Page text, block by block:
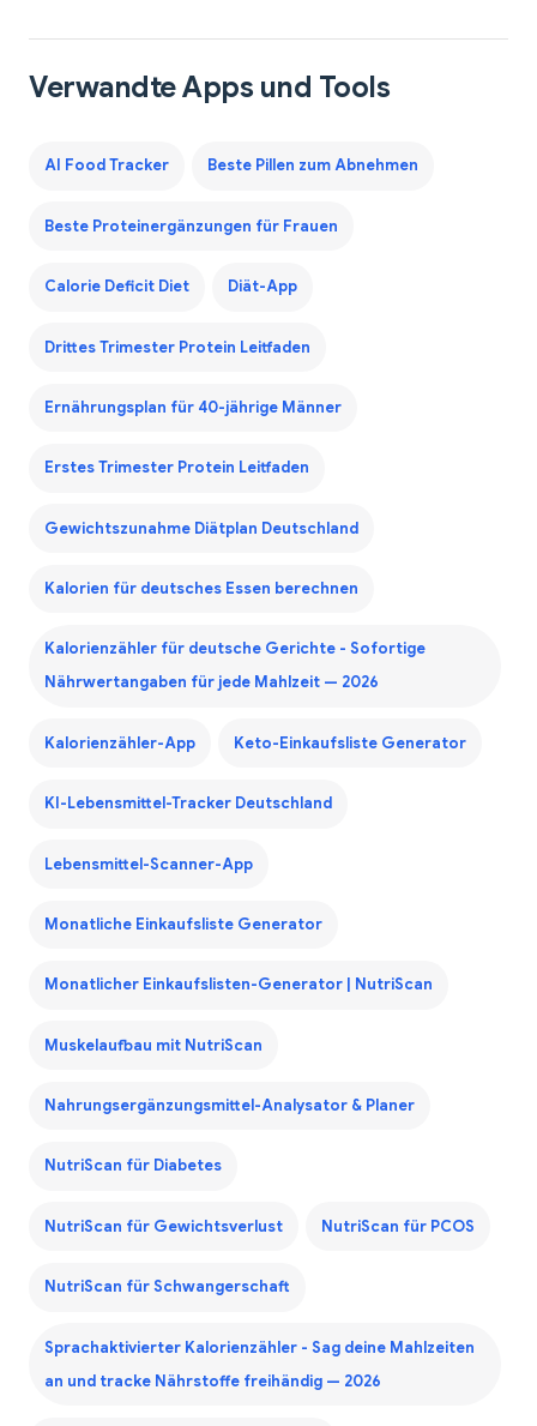
Verwandte Apps und Tools
AI Food Tracker Beste Pillen zum Abnehmen
Beste Proteinergänzungen für Frauen
Calorie Deficit Diet Diät-App
Drittes Trimester Protein Leitfaden
Ernährungsplan für 40-jährige Männer
Erstes Trimester Protein Leitfaden
Gewichtszunahme Diätplan Deutschland
Kalorien für deutsches Essen berechnen
Kalorienzähler für deutsche Gerichte - Sofortige
Nährwertangaben für jede Mahlzeit — 2026
Kalorienzähler-App Keto-Einkaufsliste Generator
KI-Lebensmittel-Tracker Deutschland
Lebensmittel-Scanner-App
Monatliche Einkaufsliste Generator
Monatlicher Einkaufslisten-Generator | NutriScan
Muskelaufbau mit NutriScan
Nahrungsergänzungsmittel-Analysator & Planer
NutriScan für Diabetes
NutriScan für Gewichtsverlust NutriScan für PCOS
NutriScan für Schwangerschaft
Sprachaktivierter Kalorienzähler - Sag deine Mahlzeiten
an und tracke Nährstoffe freihändig — 2026